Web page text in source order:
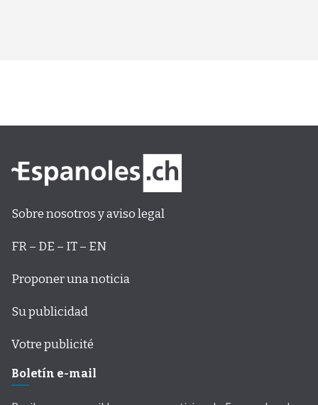
Sobre nosotros y aviso legal
FR – DE – IT – EN
Proponer una noticia
Su publicidad
Votre publicité
Boletín e-mail